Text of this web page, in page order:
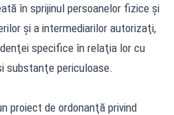
în sprijinul persoanelor fizice şi
şi a intermediarilor autorizaţi,
specifice în relaţia lor cu
substanţe periculoase.
proiect de ordonanţă privind